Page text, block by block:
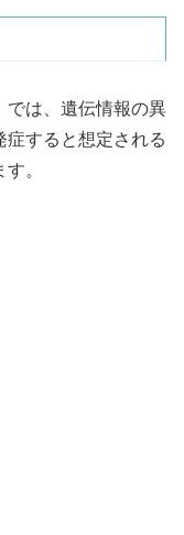
では、遺伝情報の異
すると想定される
。